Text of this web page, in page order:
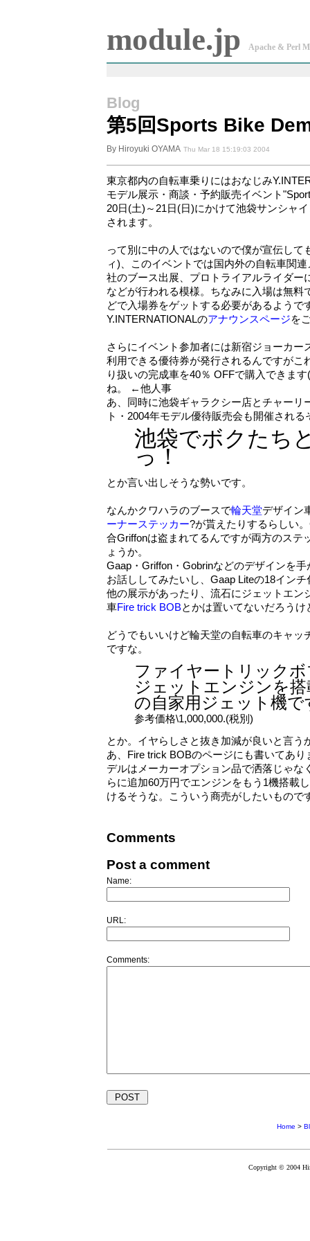
module.jp Apache & Perl
Blog
第5回Sports Bike
By Hiroyuki OYAMA Thu Mar 18 15:19:03 2004
東京都内の自転車乗りにはおなじみ
モデル展示・商談・予約販売イベント
20日(土)～21日(日)にかけて池袋サンシャ
されます。
って別に中の人ではないので僕が宣伝して
ィ)、このイベントでは国内外の自転車関
社のブース出展、プロトライアルライダー
などが行われる模様。ちなみに入場は無料
どで入場券をゲットする必要があるようで
Y.INTERNATIONALのアナウンスページを
さらにイベント参加者には新宿ジョーカー
利用できる優待券が発行されるんですがこ
り扱いの完成車を40％ OFFで購入できま
ね。 ←他人事
あ、同時に池袋ギャラクシー店とチャーリ
ト・2004年モデル優待販売会も開催され
池袋でボクたち
っ！
とか言い出しそうな勢いです。
なんかクワハラのブースで輪天堂デザイン
ーナーステッカー?が貰えたりするらしい
合Griffonは盗まれてるんですが両方のステ
ょうか。
Gaap・Griffon・Gobrinなどのデザインを
お話ししてみたいし、Gaap Liteの18イン
他の展示があったり、流石にジェットエン
車Fire trick BOBとかは置いてないだろうけ
どうでもいいけど輪天堂の自転車のキャッ
ですな。
ファイヤートリック
ジェットエンジンを
の自家用ジェット機で
参考価格\1,000,000.(税別)
とか。イヤらしさと抜き加減が良いと言う
あ、Fire trick BOBのページにも書いてあ
デルはメーカーオプション品で洒落じゃな
らに追加60万円でエンジンをもう1機搭載
けるそうな。こういう商売がしたいもので
Comments
Post a comment
Name:
URL:
Comments:
Home >
Copyright © 2004